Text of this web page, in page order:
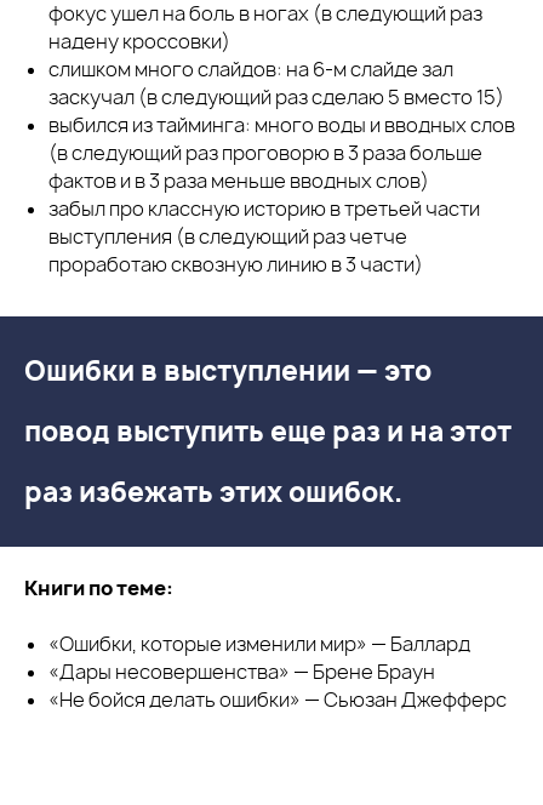
фокус ушел на боль в ногах (в следующий раз
надену кроссовки)
слишком много слайдов: на 6-м слайде зал
заскучал (в следующий раз сделаю 5 вместо 15)
выбился из тайминга: много воды и вводных слов
(в следующий раз проговорю в 3 раза больше
фактов и в 3 раза меньше вводных слов)
забыл про классную историю в третьей части
выступления (в следующий раз четче
проработаю сквозную линию в 3 части)
Ошибки в выступлении — это
повод выступить еще раз и на этот
раз избежать этих ошибок.
Книги по теме:
«Ошибки, которые изменили мир» — Баллард
«Дары несовершенства» — Брене Браун
«Не бойся делать ошибки» — Сьюзан Джефферс